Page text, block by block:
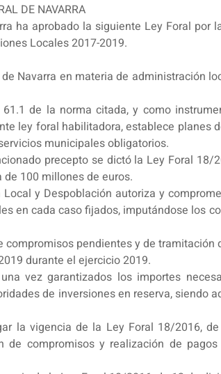
DE NAVARRA
ha aprobado la siguiente Ley Foral
Locales 2017-2019.
Navarra en materia de administración
de la norma citada, y como
ley foral habilitadora, establece
municipales obligatorios.
precepto se dictó la Ley Foral
100 millones de euros.
y Despoblación autoriza y
en cada caso fijados, imputándose los
pendientes y de
durante el ejercicio 2019.
vez garantizados los importes
de inversiones en reserva,
la vigencia de la Ley Foral 18/2016,
de compromisos y realización de